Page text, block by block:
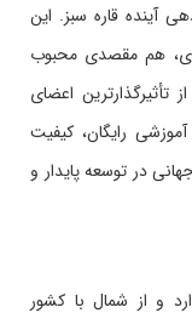
آینده قاره سبز. این
هم مقصدی محبوب
اعضای
رایگان، کیفیت
در توسعه پایدار و
و از شمال با کشور